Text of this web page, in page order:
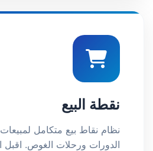
نقطة البيع
نظام نقاط بيع متكامل
الدورات ورحلات الغوص.